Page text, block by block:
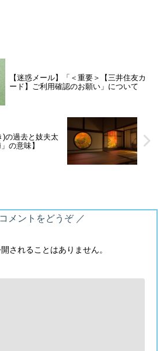
【迷惑メール】「＜重要＞【三井住友カ
ード】ご利用確認のお願い」について
)の過去と妓夫太
の意味】
コメントをどうぞ
されることはありません。